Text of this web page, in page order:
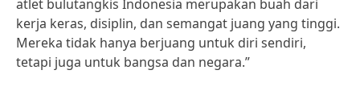
atlet bulutangkis Indonesia merupakan buah dari
kerja keras, disiplin, dan semangat juang yang tinggi.
Mereka tidak hanya berjuang untuk diri sendiri,
tetapi juga untuk bangsa dan negara.”